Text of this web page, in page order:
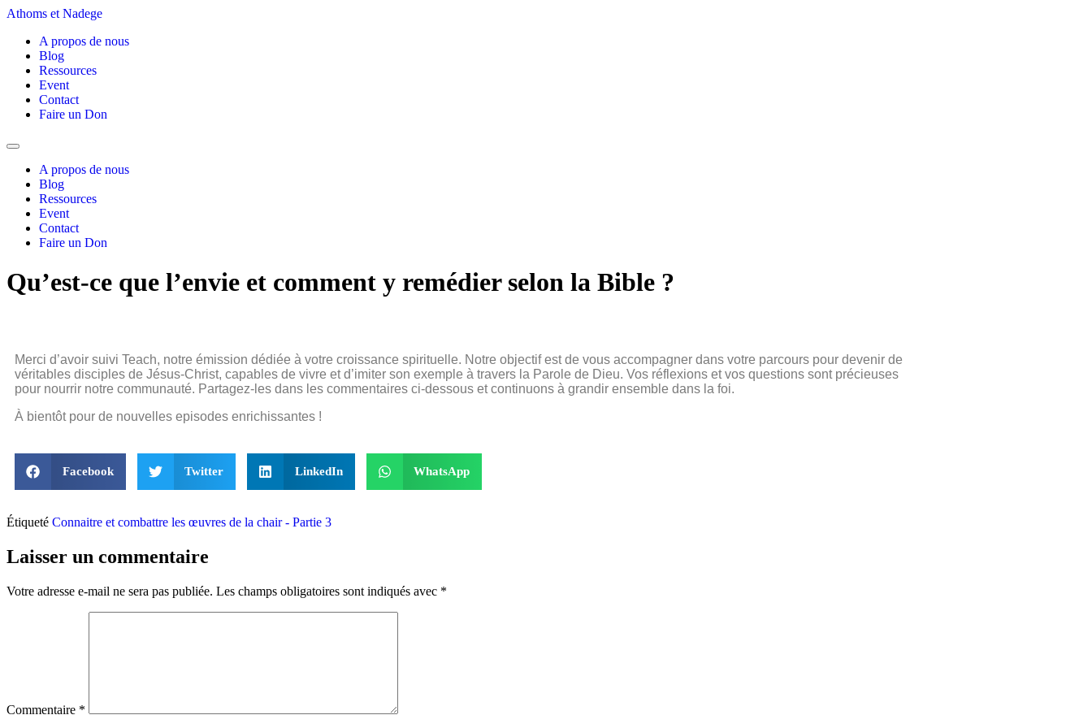
Athoms et Nadege
A propos de nous
Blog
Ressources
Event
Contact
Faire un Don
A propos de nous
Blog
Ressources
Event
Contact
Faire un Don
Qu’est-ce que l’envie et comment y remédier selon la Bible ?
Merci d’avoir suivi Teach, notre émission dédiée à votre croissance spirituelle. Notre objectif est de vous accompagner dans votre parcours pour devenir de
véritables disciples de Jésus-Christ, capables de vivre et d’imiter son exemple à travers la Parole de Dieu. Vos réflexions et vos questions sont précieuses
pour nourrir notre communauté. Partagez-les dans les commentaires ci-dessous et continuons à grandir ensemble dans la foi.
À bientôt pour de nouvelles episodes enrichissantes !
Facebook Twitter LinkedIn WhatsApp
Étiqueté Connaitre et combattre les œuvres de la chair - Partie 3
Laisser un commentaire
Votre adresse e-mail ne sera pas publiée. Les champs obligatoires sont indiqués avec *
Commentaire *